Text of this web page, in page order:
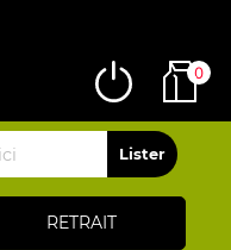
RETRAIT
0